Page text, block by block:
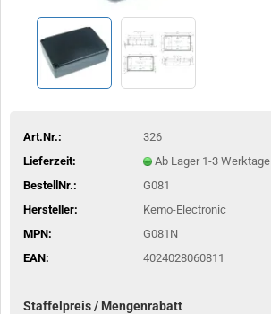
Art.Nr.:
326
Lieferzeit:
Ab Lager 1-3 Werktage
BestellNr.:
G081
Hersteller:
Kemo-Electronic
MPN:
G081N
EAN:
4024028060811
Staffelpreis / Mengenrabatt